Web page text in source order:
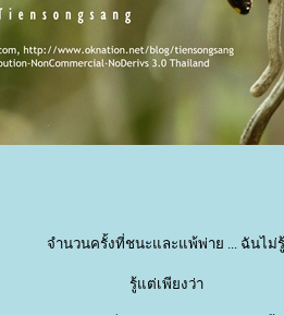
จำนวนครั้งที่ชนะและแพ้พ่าย ... ฉันไม่รู้
รู้แต่เพียงว่า